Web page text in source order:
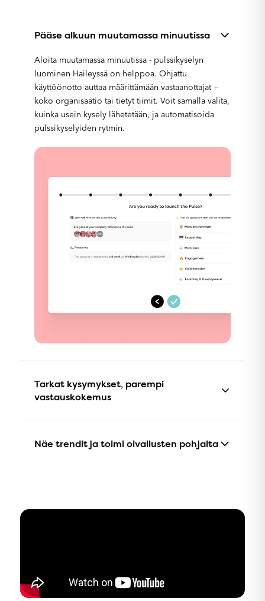
Pääse alkuun muutamassa minuutissa
Aloita muutamassa minuutissa - pulssikyselyn
luominen Haileyssä on helppoa. Ohjattu
käyttöönotto auttaa määrittämään vastaanottajat —
koko organisaatio tai tietyt tiimit. Voit samalla valita,
kuinka usein kysely lähetetään, ja automatisoida
pulssikyselyiden rytmin.
Tarkat kysymykset, parempi
vastauskokemus
Se kattaa keskeiset teemat, ja kysymykset vaihtuvat
Näe trendit ja toimi oivallusten pohjalta
näkymää osastoihin, tiimeihin tai esihenkilöihin.